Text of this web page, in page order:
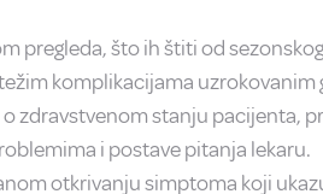
pregleda, što ih štiti od
komplikacijama uzrokovanim
zdravstvenom stanju pacijenta,
i postave pitanja lekaru.
otkrivanju simptoma koji